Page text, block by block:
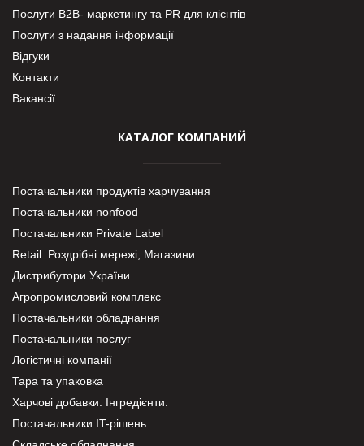
Послуги В2В- маркетингу та PR для клієнтів
Послуги з надання інформації
Відгуки
Контакти
Вакансії
КАТАЛОГ КОМПАНИЙ
Постачальники продуктів харчування
Постачальники nonfood
Постачальники Private Label
Retail. Роздрібні мережі, Магазини
Дистрибутори України
Агропромисловий комплекс
Постачальники обладнання
Постачальники послуг
Логістичні компанії
Тара та упаковка
Харчові добавки. Інгредієнти.
Постачальники IT-рішень